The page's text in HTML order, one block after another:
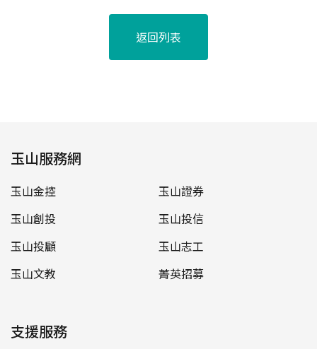
返回列表
玉山服務網
玉山金控
玉山證券
玉山創投
玉山投信
玉山投顧
玉山志工
玉山文教
菁英招募
支援服務